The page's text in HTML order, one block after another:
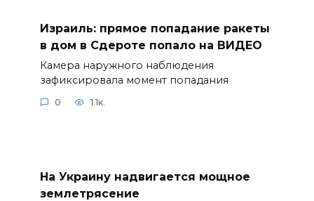
Израиль: прямое попадание ракеты
в дом в Сдероте попало на ВИДЕО
Камера наружного наблюдения
зафиксировала момент попадания
0 1.1к.
На Украину надвигается мощное
землетрясение